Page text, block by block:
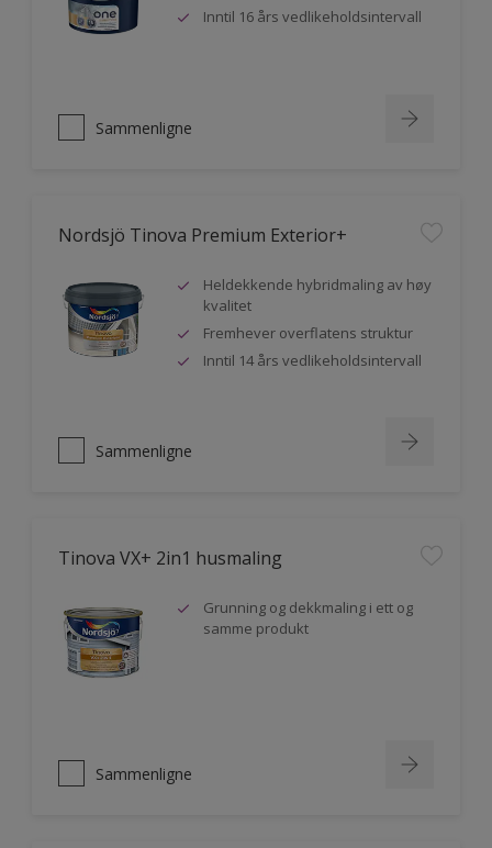
Inntil 16 års vedlikeholdsintervall
Sammenligne
Nordsjö Tinova Premium Exterior+
Heldekkende hybridmaling av høy
kvalitet
Fremhever overflatens struktur
Inntil 14 års vedlikeholdsintervall
Sammenligne
Tinova VX+ 2in1 husmaling
Grunning og dekkmaling i ett og
samme produkt
Sammenligne